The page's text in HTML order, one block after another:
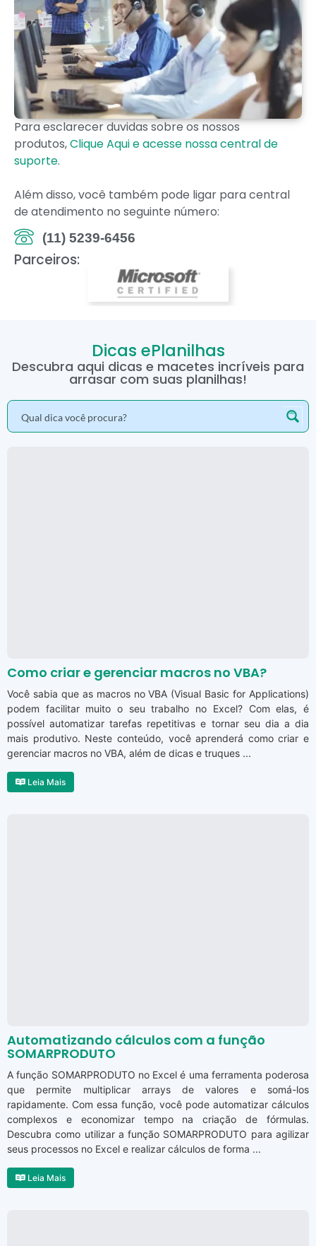
Para esclarecer duvidas sobre os nossos
produtos,Clique Aqui e acesse nossa central de
suporte.
Além disso, você também pode ligar para central
de atendimento no seguinte número:
(11) 5239-6456
Parceiros:
Dicas ePlanilhas
Descubra aqui dicas e macetes incríveis para
arrasar com suas planilhas!
Como criar e gerenciar macros no VBA?
Você sabia que as macros no VBA (Visual Basic for Applications)
podem facilitar muito o seu trabalho no Excel? Com elas, é
possível automatizar tarefas repetitivas e tornar seu dia a dia
mais produtivo. Neste conteúdo, você aprenderá como criar e
gerenciar macros no VBA, além de dicas e truques ...
Leia Mais
Automatizando cálculos com a função
SOMARPRODUTO
A função SOMARPRODUTO no Excel é uma ferramenta poderosa
que permite multiplicar arrays de valores e somá-los
rapidamente. Com essa função, você pode automatizar cálculos
complexos e economizar tempo na criação de fórmulas.
Descubra como utilizar a função SOMARPRODUTO para agilizar
seus processos no Excel e realizar cálculos de forma ...
Leia Mais